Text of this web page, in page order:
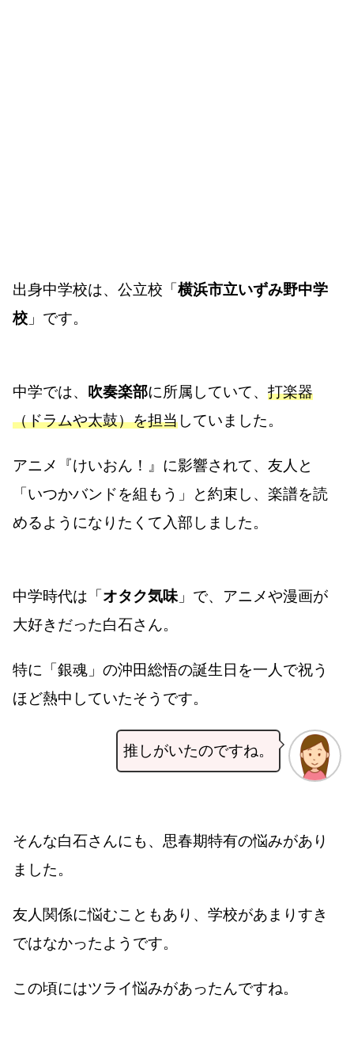
出身中学校は、公立校「 横浜市立いずみ野中学
校 」です。
中学では、 吹奏楽部に所属していて、 打楽器
（ドラムや太鼓）を担当していました。
アニメ『けいおん！』に影響されて、友人と
「いつかバンドを組もう」と約束し、楽譜を読
めるようになりたくて入部しました。
中学時代は「オタク気味 」で、アニメや漫画が
大好きだった白石さん。
特に「銀魂」の沖田総悟の誕生日を一人で祝う
ほど熱中していたそうです。
推しがいたのですね。
そんな白石さんにも、思春期特有の悩みがあり
ました。
友人関係に悩むこともあり、学校があまりすき
ではなかったようです。
この頃にはツライ悩みがあったんですね。